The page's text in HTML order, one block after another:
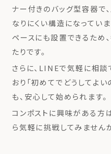
ナー付きのバッグ型容器で
なりにくい構造になってい
ペースにも設置できるため
たりです。
さらに、LINEで気軽に相談
おり「初めてでどうしてよ
も、安心して始められます。
コンポストに興味がある方
ら気軽に挑戦してみません